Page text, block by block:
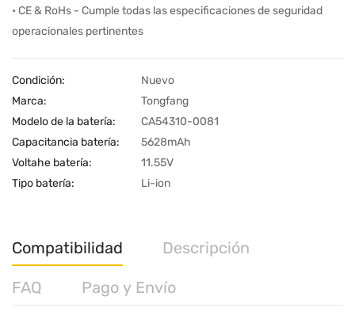
• CE & RoHs - Cumple todas las especificaciones de seguridad
operacionales pertinentes
Condición:
Nuevo
Marca:
Tongfang
Modelo de la batería:
CA54310-0081
Capacitancia batería:
5628mAh
Voltahe batería:
11.55V
Tipo batería:
Li-ion
Compatibilidad Descripción
FAQ Pago y Envío